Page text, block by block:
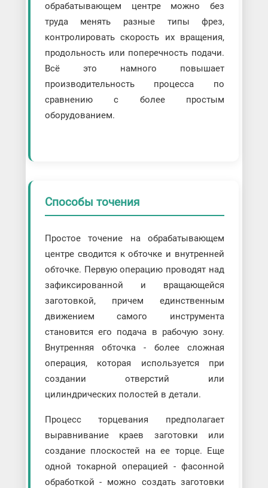
обрабатывающем центре можно без
труда менять разные типы фрез,
контролировать скорость их вращения,
продольность или поперечность подачи.
Всё это намного повышает
производительность процесса по
сравнению с более простым
оборудованием.
Способы точения
Простое точение на обрабатывающем
центре сводится к обточке и внутренней
обточке. Первую операцию проводят над
зафиксированной и вращающейся
заготовкой, причем единственным
движением самого инструмента
становится его подача в рабочую зону.
Внутренняя обточка - более сложная
операция, которая используется при
создании отверстий или
цилиндрических полостей в детали.
Процесс торцевания предполагает
выравнивание краев заготовки или
создание плоскостей на ее торце. Еще
одной токарной операцией - фасонной
обработкой - можно создать заготовки